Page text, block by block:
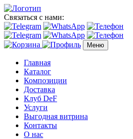
Связаться с нами:
Меню
Главная
Каталог
Композиции
Доставка
Клуб DeF
Услуги
Выгодная витрина
Контакты
О нас